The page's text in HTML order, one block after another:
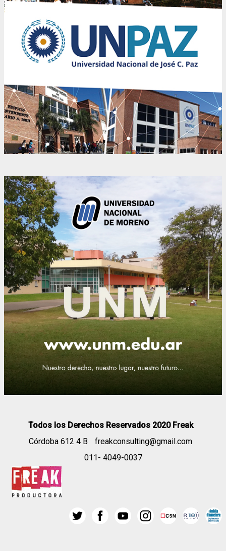
Todos los Derechos Reservados 2020 Freak
Córdoba 612 4 B
freakconsulting@gmail.com
011- 4049-0037